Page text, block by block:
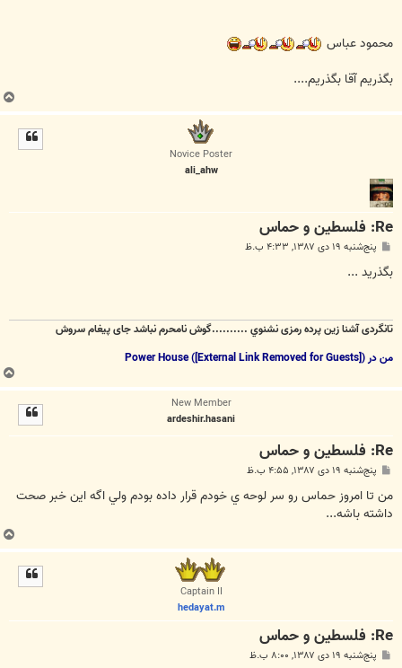
محمود عباس
بگذریم آقا بگذریم....
ب
ا
Novice Poster
ali_ahw
Re: فلسطین و حماس
پ
ت
پنج‌شنبه ۱۹ دی ۱۳۸۷, ۴:۳۳ ب.ظ
بگذرید ...
تانگردی آشنا زين پرده رمزی نشنوي ..........گوش نامحرم نباشد جای پيغام سروش
من در Power House ( [External Link Removed for Guests])
ب
ا
New Member
ardeshir.hasani
Re: فلسطین و حماس
پ
ت
پنج‌شنبه ۱۹ دی ۱۳۸۷, ۴:۵۵ ب.ظ
من تا امروز حماس رو سر لوحه ي خودم قرار داده بودم ولي اگه اين خبر صحت
داشته باشه...
ب
ا
Captain II
hedayat.m
Re: فلسطین و حماس
پ پنج‌شنبه ۱۹ دی ۱۳۸۷, ۸:۰۰ ب.ظ